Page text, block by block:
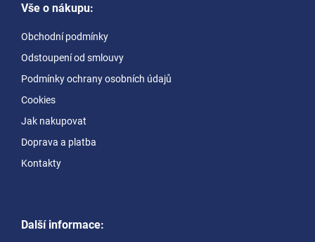
Vše o nákupu:
Obchodní podmínky
Odstoupení od smlouvy
Podmínky ochrany osobních údajů
Cookies
Jak nakupovat
Doprava a platba
Kontakty
Další informace: